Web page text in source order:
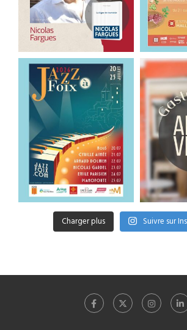
Charger plus Suivre sur